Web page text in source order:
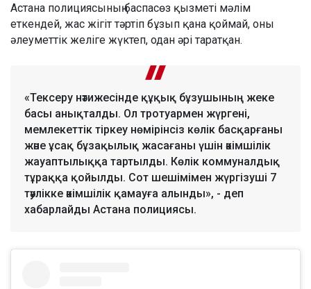
Астана полициясының баспасөз қызметі мәлім
еткендей, жас жігіт тәртіп бұзып қана қоймай, оны
әлеуметтік желіге жүктеп, одан әрі таратқан.
«Тексеру нәтижесінде құқық бұзушының жеке
басы анықталды. Ол тротуармен жүргені,
мемлекеттік тіркеу нөмірінсіз көлік басқарғаны
және ұсақ бұзақылық жасағаны үшін әкімшілік
жауаптылыққа тартылды. Көлік коммуналдық
тұраққа қойылды. Сот шешімімен жүргізуші 7
тәулікке әкімшілік қамауға алынды», - деп
хабарлайды Астана полициясы.